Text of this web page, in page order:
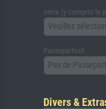
verre (y compris le
Veuillez
Passepartout
Pas de
Divers &